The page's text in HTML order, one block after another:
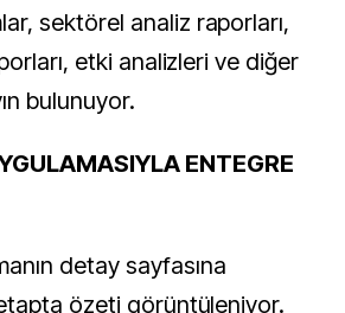
sektörel analiz raporları,
etki analizleri ve diğer
bulunuyor.
ENTEGRE
detay sayfasına
etapta özeti görüntüleniyor.